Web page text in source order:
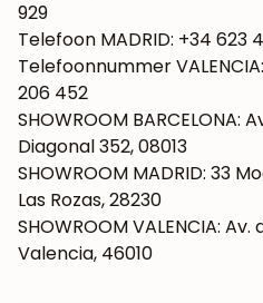
929
Telefoon MADRID: +34 623
Telefoonnummer
206 452
SHOWROOM BARCELONA:
Diagonal 352, 08013
SHOWROOM MADRID: 33
Las Rozas, 28230
SHOWROOM VALENCIA: Av.
Valencia, 46010